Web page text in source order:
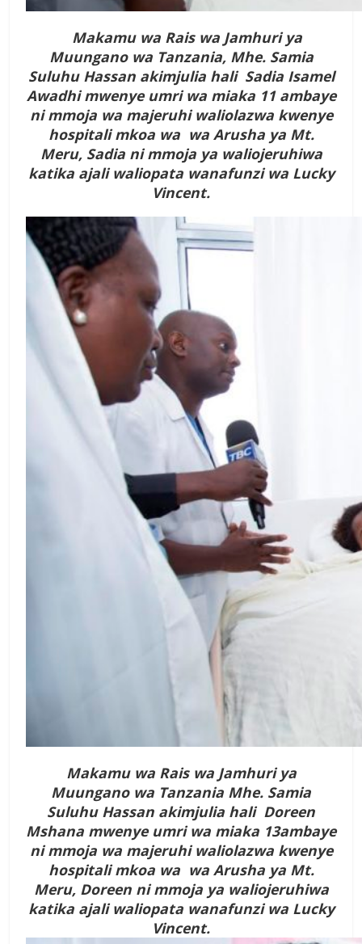
Makamu wa Rais wa Jamhuri ya
Muungano wa Tanzania, Mhe. Samia
Suluhu Hassan akimjulia hali Sadia Isamel
Awadhi mwenye umri wa miaka 11 ambaye
ni mmoja wa majeruhi waliolazwa kwenye
hospitali mkoa wa wa Arusha ya Mt.
Meru, Sadia ni mmoja ya waliojeruhiwa
katika ajali waliopata wanafunzi wa Lucky
Vincent.
Makamu wa Rais wa Jamhuri ya
Muungano wa Tanzania Mhe. Samia
Suluhu Hassan akimjulia hali Doreen
Mshana mwenye umri wa miaka 13ambaye
ni mmoja wa majeruhi waliolazwa kwenye
hospitali mkoa wa wa Arusha ya Mt.
Meru, Doreen ni mmoja ya waliojeruhiwa
katika ajali waliopata wanafunzi wa Lucky
Vincent.